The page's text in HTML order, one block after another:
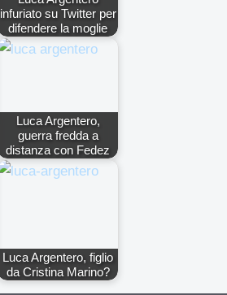
infuriato su Twitter per
difendere la moglie
Luca Argentero,
guerra fredda a
distanza con Fedez
Luca Argentero, figlio
da Cristina Marino?